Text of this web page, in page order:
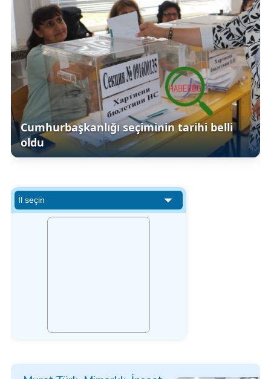
Cumhurbaşkanlığı seçiminin tarihi belli
oldu